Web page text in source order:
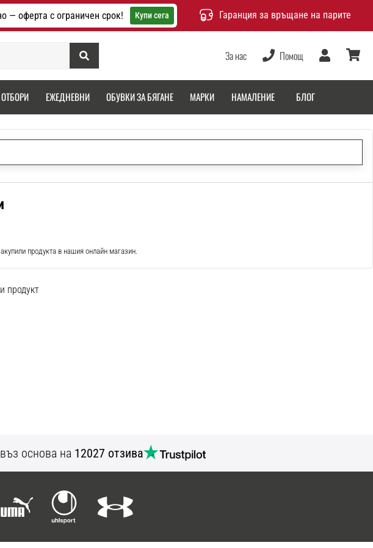
— оферта с ограничен срок! Купи сега Гаранция за връщане на парите
Търсене
За нас Помощ
Потребител
ЕЖЕДНЕВНИ ОБУВКИ ЗА БЯГАНЕ МАРКИ НАМАЛЕНИЕ БЛОГ
продукта в нашия онлайн магазин.
продукт
основа на 12027 отзива